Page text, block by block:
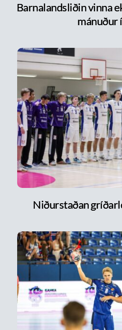
Barnalandsliðin vinna
mánuður
Niðurstaðan